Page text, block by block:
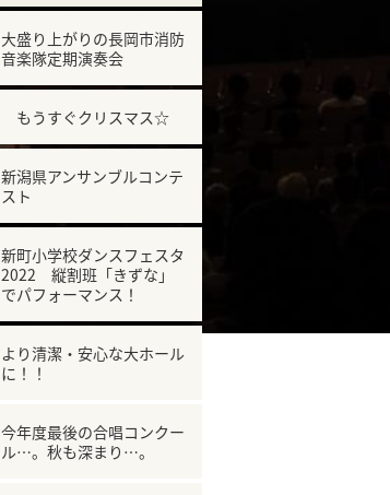
大盛り上がりの長岡市消防
音楽隊定期演奏会
もうすぐクリスマス☆
新潟県アンサンブルコンテ
スト
新町小学校ダンスフェスタ
2022 縦割班「きずな」
でパフォーマンス！
より清潔・安心な大ホール
に！！
今年度最後の合唱コンクー
ル…。秋も深まり…。